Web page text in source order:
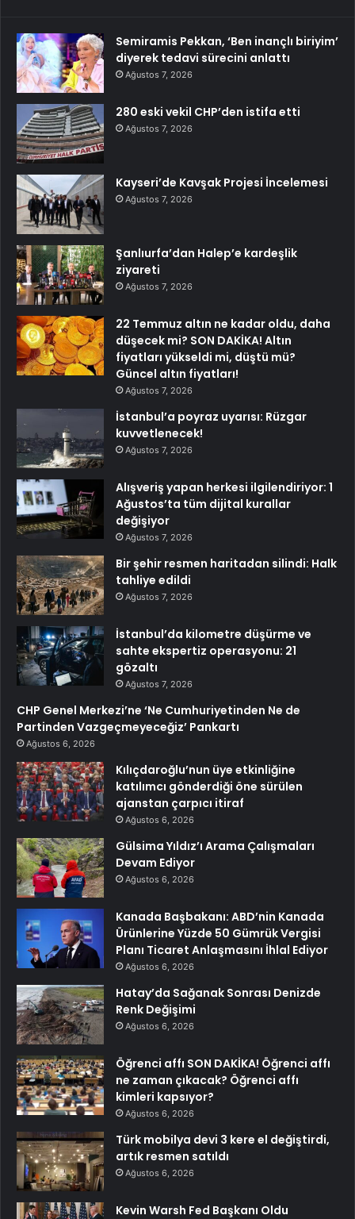
Semiramis Pekkan, ‘Ben inançlı biriyim’
diyerek tedavi sürecini anlattı
Ağustos 7, 2026
280 eski vekil CHP’den istifa etti
Ağustos 7, 2026
Kayseri’de Kavşak Projesi İncelemesi
Ağustos 7, 2026
Şanlıurfa’dan Halep’e kardeşlik
ziyareti
Ağustos 7, 2026
22 Temmuz altın ne kadar oldu, daha
düşecek mi? SON DAKİKA! Altın
fiyatları yükseldi mi, düştü mü?
Güncel altın fiyatları!
Ağustos 7, 2026
İstanbul’a poyraz uyarısı: Rüzgar
kuvvetlenecek!
Ağustos 7, 2026
Alışveriş yapan herkesi ilgilendiriyor: 1
Ağustos’ta tüm dijital kurallar
değişiyor
Ağustos 7, 2026
Bir şehir resmen haritadan silindi: Halk
tahliye edildi
Ağustos 7, 2026
İstanbul’da kilometre düşürme ve
sahte ekspertiz operasyonu: 21
gözaltı
Ağustos 7, 2026
CHP Genel Merkezi’ne ‘Ne Cumhuriyetinden Ne de
Partinden Vazgeçmeyeceğiz’ Pankartı
Ağustos 6, 2026
Kılıçdaroğlu’nun üye etkinliğine
katılımcı gönderdiği öne sürülen
ajanstan çarpıcı itiraf
Ağustos 6, 2026
Gülsima Yıldız’ı Arama Çalışmaları
Devam Ediyor
Ağustos 6, 2026
Kanada Başbakanı: ABD’nin Kanada
Ürünlerine Yüzde 50 Gümrük Vergisi
Planı Ticaret Anlaşmasını İhlal Ediyor
Ağustos 6, 2026
Hatay’da Sağanak Sonrası Denizde
Renk Değişimi
Ağustos 6, 2026
Öğrenci affı SON DAKİKA! Öğrenci affı
ne zaman çıkacak? Öğrenci affı
kimleri kapsıyor?
Ağustos 6, 2026
Türk mobilya devi 3 kere el değiştirdi,
artık resmen satıldı
Ağustos 6, 2026
Kevin Warsh Fed Başkanı Oldu